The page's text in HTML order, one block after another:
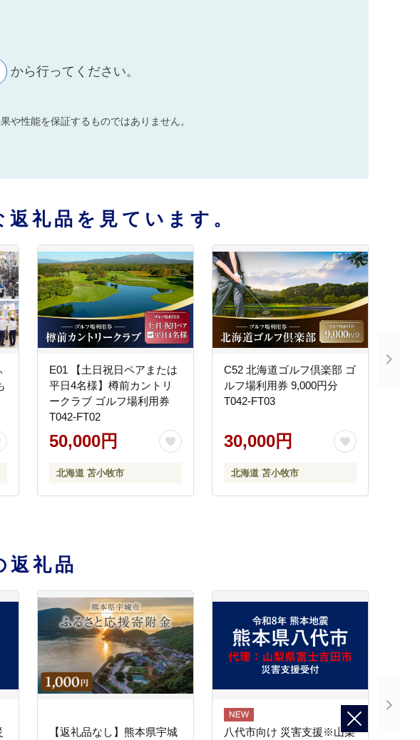
から行ってください。
性能を保証するものではありません。
礼品を見ています。
E01 【土日祝日ペアまたは
平日4名様】樽前カントリ
ークラブ ゴルフ場利用券
T042-FT02
50,000円
北海道 苫小牧市
C52 北海道ゴルフ倶楽部 ゴ
ルフ場利用券 9,000円分
T042-FT03
30,000円
北海道 苫小牧市
返礼品
【返礼品なし】熊本県宇城 八代市向け 災害支援※山梨